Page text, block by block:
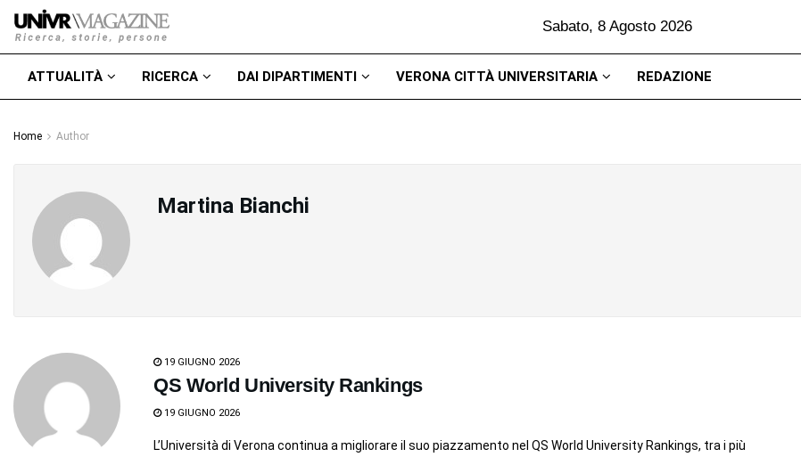
Sabato, 8 Agosto 2026
ATTUALITÀ RICERCA DAI DIPARTIMENTI VERONA CITTÀ UNIVERSITARIA REDAZIONE
Home Author
Martina Bianchi
19 GIUGNO 2026
QS World University Rankings
19 GIUGNO 2026
L’Università di Verona continua a migliorare il suo piazzamento nel QS World University Rankings, tra i più